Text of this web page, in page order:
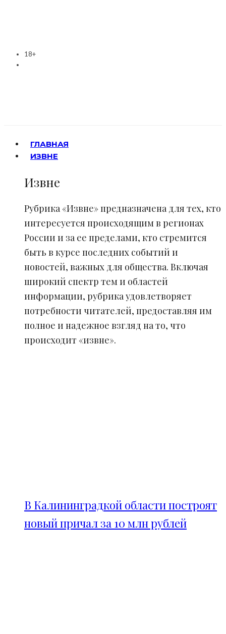
18+
ГЛАВНАЯ
ИЗВНЕ
Извне
Рубрика «Извне» предназначена для тех, кто
интересуется происходящим в регионах
России и за ее пределами, кто стремится
быть в курсе последних событий и
новостей, важных для общества. Включая
широкий спектр тем и областей
информации, рубрика удовлетворяет
потребности читателей, предоставляя им
полное и надежное взгляд на то, что
происходит «извне».
В Калининградкой области построят
новый причал за 10 млн рублей